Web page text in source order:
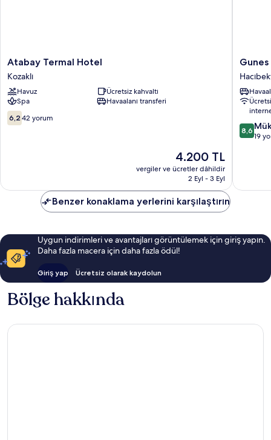
Atabay
Termal
Hotel
Kozaklı
Atabay Termal Hotel
Kozaklı
Havuz
Ücretsiz kahvaltı
Spa
Havaalanı transferi
10
üzerinden
6,2 42 yorum
Güncel
fiyat:
4.200 TL
4.200 TL
vergiler ve ücretler dâhildir
2 Eyl - 3 Eyl
Gunes
Otel
10
8,6
19
Benzer konaklama yerlerini karşılaştırın
Uygun indirimleri ve avantajları görüntülemek için giriş yapın.
Daha fazla macera için daha fazla ödül!
Giriş yap Ücretsiz olarak kaydolun
Bölge hakkında